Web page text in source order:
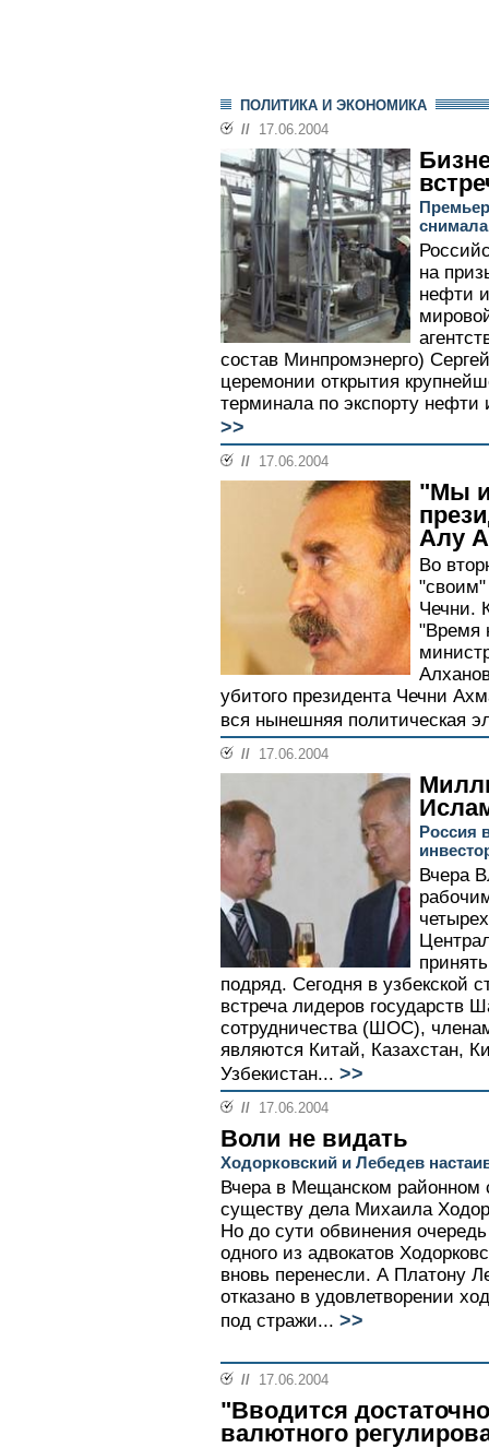
ПОЛИТИКА И ЭКОНОМИКА
// 17.06.2004
на
нефти
состав Минпромэнерго)
церемонии открытия
терминала по экспорту
>>
// 17.06.2004
"Мы
Алу
Во
"своим"
Чечни.
"Время
убитого президента Чечни
вся нынешняя политическая
// 17.06.2004
Россия
Вчера
подряд. Сегодня в узбекской
встреча лидеров государств
сотрудничества (ШОС),
являются Китай, Казахстан,
Узбекистан... >>
// 17.06.2004
Воли не видать
Ходорковский и Лебедев
Вчера в Мещанском районном
существу дела Михаила
Но до сути обвинения
одного из адвокатов
вновь перенесли. А Платону
отказано в удовлетворении
под стражи... >>
// 17.06.2004
"Вводится
валютного